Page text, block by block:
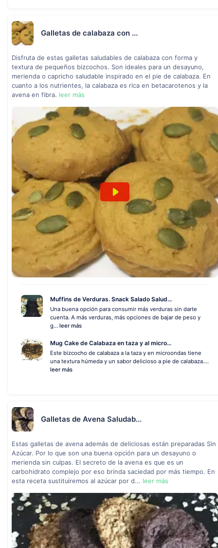
Galletas de calabaza con ...
Disfruta de estas galletas saludables de calabaza con forma y
textura de pequeños bizcochos. Son ideales para un desayuno,
merienda o capricho saludable inspirado en el pie de calabaza. En
cuanto a los nutrientes, la calabaza es rica en betacarotenos y la
avena en fibra. leer más
Muffins de Verduras. Snack Salado Salud...
Una buena opción para consumir más verduras sin darte
cuenta. A más verduras, más opciones de bajar de peso y
g... leer más
Mug Cake de Calabaza en taza y al micro...
Este bizcocho de calabaza a la taza y en microondas tiene
una textura húmeda y un sabor delicioso a pie de calabaza....
leer más
Galletas de Avena Saludab...
Estas galletas de avena además de deliciosas están preparadas Sin
Azúcar. Por lo que son una buena opción para un desayuno o
merienda sin culpas. El secreto de la avena es que es un
carbohidrato complejo por eso brinda saciedad por más tiempo. En
esta receta sustituiremos al azúcar por d... leer más